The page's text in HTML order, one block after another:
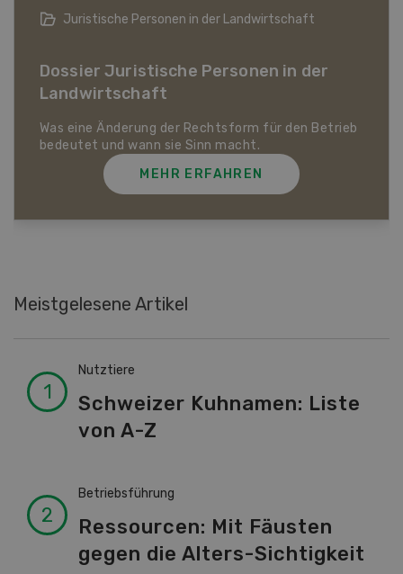
Juristische Personen in der Landwirtschaft
Dossier Juristische Personen in der
Landwirtschaft
Was eine Änderung der Rechtsform für den Betrieb
bedeutet und wann sie Sinn macht.
MEHR ERFAHREN
Meistgelesene Artikel
Nutztiere
Schweizer Kuhnamen: Liste
von A-Z
Betriebsführung
Ressourcen: Mit Fäusten
gegen die Alters-Sichtigkeit